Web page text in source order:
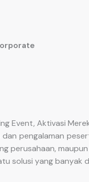
Event, Aktivasi
pengalaman
perusahaan,
solusi yang banyak